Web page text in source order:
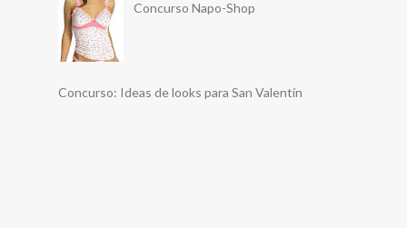
Concurso Napo-Shop
Concurso: Ideas de looks para San Valentín